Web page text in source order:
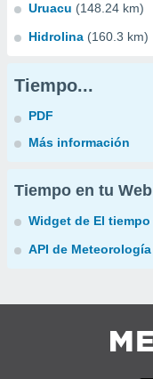
Uruacu (148.24 km)
Hidrolina (160.3 km)
Tiempo...
PDF
Más información
Tiempo en tu Web
Widget de El tiempo
API de Meteorología